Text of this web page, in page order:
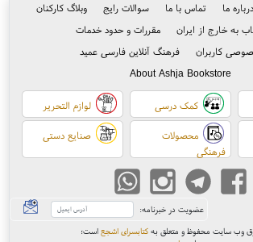
درباره ما تماس با ما سوالات رایج
وبلاگ کارکنان
به خارج از ایران
مقررات و حدود خدمات
کاربران
فرهنگ آنلاین فارسی عمید
About Ashja Bookstore
کمک درسی لوازم التحریر
محصولات
فرهنگی
صنایع دستی
عضویت در خبرنامه:
وب سایت محفوظ و متعلق به کتابسرای اشجع است؛